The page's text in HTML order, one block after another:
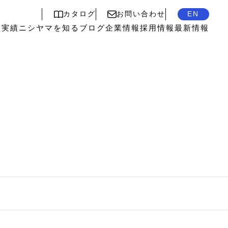
績ニシヤマを知る ブログ企業情報採用情報最新情報
カタログ お問い合わせ EN